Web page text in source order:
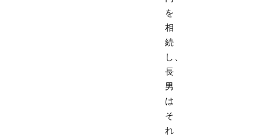
を
相
続
し、
長
男
は
そ
れ